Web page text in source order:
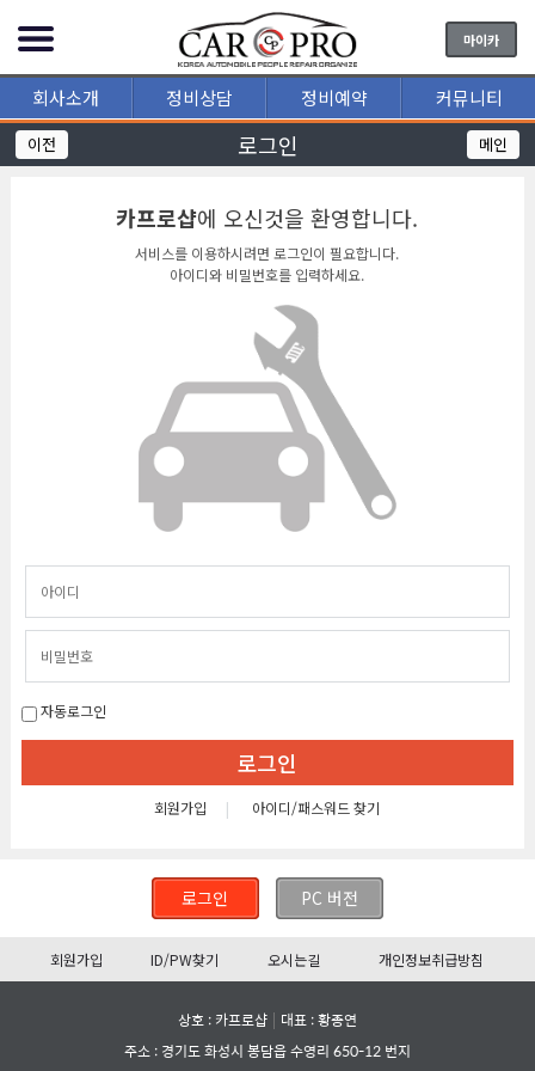
마이카
회사소개 정비상담 정비예약 커뮤니티
이전 메인
로그인
카프로샵에 오신것을 환영합니다.
서비스를 이용하시려면 로그인이 필요합니다.
아이디와 비밀번호를 입력하세요.
자동로그인
로그인
회원가입 | 아이디/패스워드 찾기
로그인 PC 버전
회원가입 ID/PW찾기 오시는길 개인정보취급방침
상호 : 카프로샵
대표 : 황종연
주소 : 경기도 화성시 봉담읍 수영리 650-12 번지